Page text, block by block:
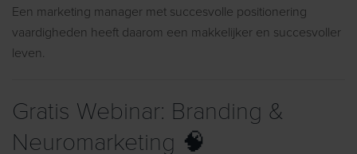
Een marketing manager met succesvolle positionering
vaardigheden heeft daarom een makkelijker en succesvoller
leven.
Gratis Webinar: Branding &
Neuromarketing 🧠